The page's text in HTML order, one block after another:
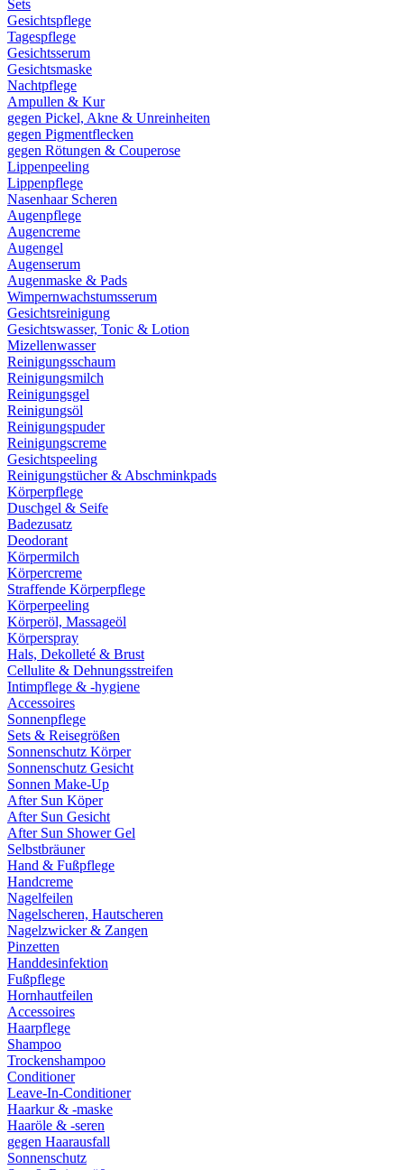
Sets
Gesichtspflege
Tagespflege
Gesichtsserum
Gesichtsmaske
Nachtpflege
Ampullen & Kur
gegen Pickel, Akne & Unreinheiten
gegen Pigmentflecken
gegen Rötungen & Couperose
Lippenpeeling
Lippenpflege
Nasenhaar Scheren
Augenpflege
Augencreme
Augengel
Augenserum
Augenmaske & Pads
Wimpernwachstumsserum
Gesichtsreinigung
Gesichtswasser, Tonic & Lotion
Mizellenwasser
Reinigungsschaum
Reinigungsmilch
Reinigungsgel
Reinigungsöl
Reinigungspuder
Reinigungscreme
Gesichtspeeling
Reinigungstücher & Abschminkpads
Körperpflege
Duschgel & Seife
Badezusatz
Deodorant
Körpermilch
Körpercreme
Straffende Körperpflege
Körperpeeling
Körperöl, Massageöl
Körperspray
Hals, Dekolleté & Brust
Cellulite & Dehnungsstreifen
Intimpflege & -hygiene
Accessoires
Sonnenpflege
Sets & Reisegrößen
Sonnenschutz Körper
Sonnenschutz Gesicht
Sonnen Make-Up
After Sun Köper
After Sun Gesicht
After Sun Shower Gel
Selbstbräuner
Hand & Fußpflege
Handcreme
Nagelfeilen
Nagelscheren, Hautscheren
Nagelzwicker & Zangen
Pinzetten
Handdesinfektion
Fußpflege
Hornhautfeilen
Accessoires
Haarpflege
Shampoo
Trockenshampoo
Conditioner
Leave-In-Conditioner
Haarkur & -maske
Haaröle & -seren
gegen Haarausfall
Sonnenschutz